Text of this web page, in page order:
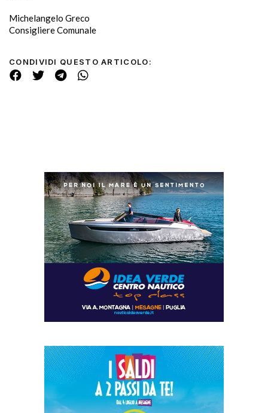
Michelangelo Greco
Consigliere Comunale
CONDIVIDI QUESTO ARTICOLO: